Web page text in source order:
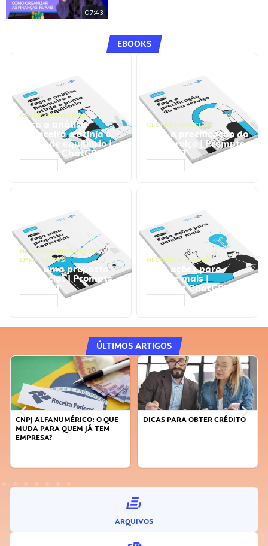
07:43
EBOOKS
GESTÃO FINANCEIRA
Faça a análise
financeira e atinja o
ponto de equilíbrio |
Prompts ChatGPT
GESTÃO FINANCEIRA
Faça a precificação do
seu serviço | Prompts
ChatGPT
NEGÓCIOS, PROCESSOS
EMPRESARIAIS
Faça uma proposta
comercial | Prompts
ChatGPT
NEGÓCIOS, VENDAS
Faça ações para
vender mais |
Prompts ChatGPT
ÚLTIMOS ARTIGOS
CNPJ ALFANUMÉRICO: O QUE
MUDA PARA QUEM JÁ TEM
EMPRESA?
DICAS PARA OBTER CRÉDITO
ARQUIVOS